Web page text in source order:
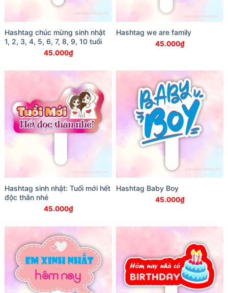
Hashtag chúc mừng sinh nhật
1, 2, 3, 4, 5, 6, 7, 8, 9, 10 tuổi
45.000₫
Hashtag we are family
45.000₫
Hashtag sinh nhật: Tuổi mới hết
độc thân nhé
45.000₫
Hashtag Baby Boy
45.000₫